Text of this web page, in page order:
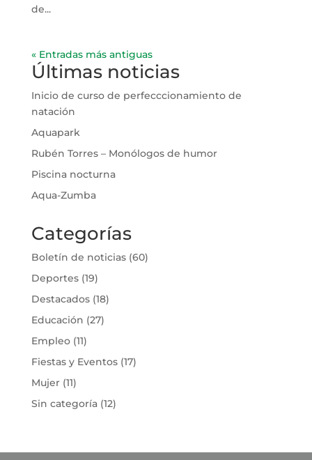
de...
« Entradas más antiguas
Últimas noticias
Inicio de curso de perfecccionamiento de
natación
Aquapark
Rubén Torres – Monólogos de humor
Piscina nocturna
Aqua-Zumba
Categorías
Boletín de noticias(60)
Deportes(19)
Destacados(18)
Educación (27)
Empleo(11)
Fiestas y Eventos(17)
Mujer(11)
Sin categoría(12)